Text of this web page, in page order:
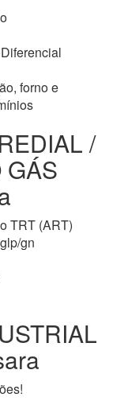
forno e
/
GÁS
TRT (ART)
gn